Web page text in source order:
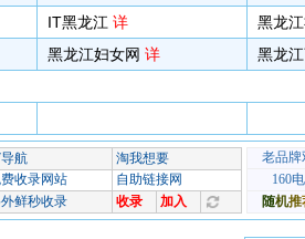
IT黑龙江 详
黑龙
黑龙江妇女网 详 黑龙